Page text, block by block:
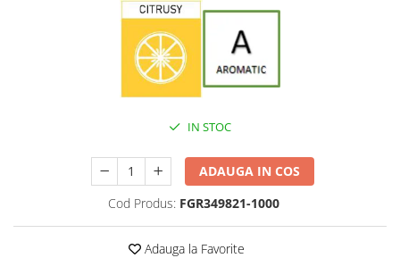
IN STOC
ADAUGA IN COS
Cod Produs: FGR349821-1000
Adauga la Favorite